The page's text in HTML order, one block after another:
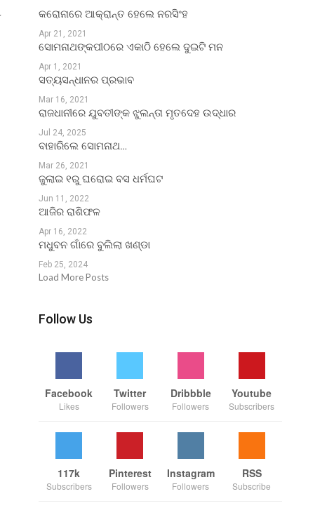
କରୋନାରେ ଆକ୍ରାନ୍ତ ହେଲେ ନରସିଂହ
Apr 21, 2021
ସୋମନାଥଙ୍କପୀଠରେ ଏକାଠି ହେଲେ ଦୁଇଟି ମନ
Apr 1, 2021
ସତ୍ୟସନ୍ଧାନର ପ୍ରଭାବ
Mar 16, 2021
ରାଜଧାନୀରେ ଯୁବତୀଙ୍କ ଝୁଲନ୍ତା ମୃତଦେହ ଉଦ୍ଧାର
Jul 24, 2025
ବାହାରିଲେ ସୋମନାଥ…
Mar 26, 2021
ଜୁଲାଇ ୧ରୁ ଘରୋଇ ବସ ଧର୍ମଘଟ
Jun 11, 2022
ଆଜିର ରାଶିଫଳ
Apr 16, 2022
ମଧୁବନ ଗାଁରେ ବୁଲିଲା ଖଣ୍ଡା
Feb 25, 2024
Load More Posts
Follow Us
Facebook
Likes
Twitter
Followers
Dribbble
Followers
Youtube
Subscribers
117k
Subscribers
Pinterest
Followers
Instagram
Followers
RSS
Subscribe